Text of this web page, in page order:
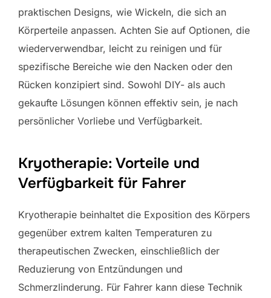
praktischen Designs, wie Wickeln, die sich an
Körperteile anpassen. Achten Sie auf Optionen, die
wiederverwendbar, leicht zu reinigen und für
spezifische Bereiche wie den Nacken oder den
Rücken konzipiert sind. Sowohl DIY- als auch
gekaufte Lösungen können effektiv sein, je nach
persönlicher Vorliebe und Verfügbarkeit.
Kryotherapie: Vorteile und
Verfügbarkeit für Fahrer
Kryotherapie beinhaltet die Exposition des Körpers
gegenüber extrem kalten Temperaturen zu
therapeutischen Zwecken, einschließlich der
Reduzierung von Entzündungen und
Schmerzlinderung. Für Fahrer kann diese Technik